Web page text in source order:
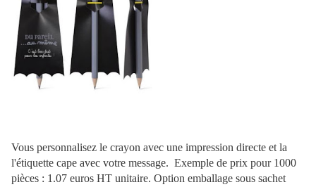
Vous personnalisez le crayon avec une impression directe et la
l'étiquette cape avec votre message. Exemple de prix pour 1000
pièces : 1.07 euros HT unitaire. Option emballage sous sachet